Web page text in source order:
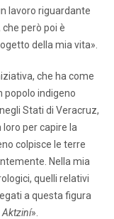
lavoro riguardante
però poi è
della mia vita».
che ha come
popolo indigeno
Stati di Veracruz,
loro per capire la
colpisce le terre
Nella mia
quelli relativi
a questa figura
Aktziní».